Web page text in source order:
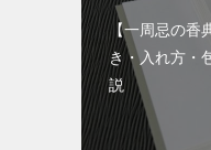
【一周忌の香
き・入れ方・
説